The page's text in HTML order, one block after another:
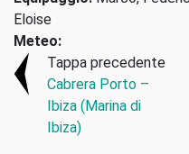
Eloise
Meteo:
Tappa precedente
Cabrera Porto –
Ibiza (Marina di
Ibiza)